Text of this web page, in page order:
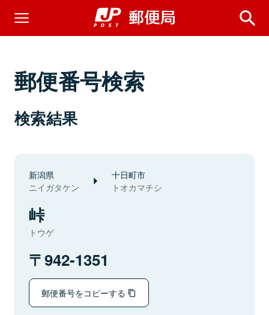
郵便番号検索
検索結果
新潟県
ニイガタケン
十日町市
トオカマチシ
峠
トウゲ
942-1351
郵便番号をコピーする